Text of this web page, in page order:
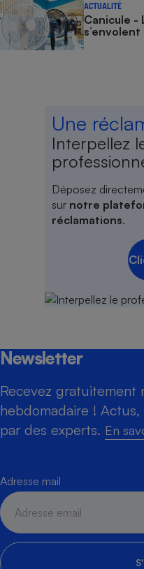
ACTUALITÉ
Canicule -
s’envolent
Une
Interpellez
Déposez
sur notre
réclamations.
Newsletter
Recevez gratuitement
hebdomadaire !
par des experts. En
Adresse mail